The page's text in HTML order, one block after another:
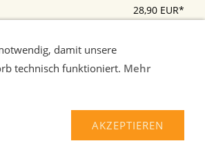
28,90 EUR*
damit unsere
technisch funktioniert. Mehr
AKZEPTIEREN